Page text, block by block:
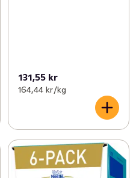
131,55 kr
164,44 kr /kg